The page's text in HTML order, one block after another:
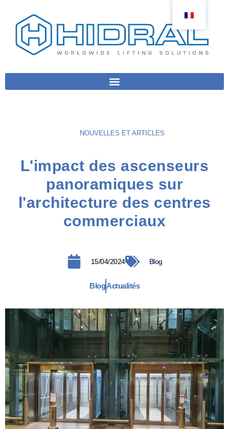
NOUVELLES ET ARTICLES
L'impact des ascenseurs
panoramiques sur
l'architecture des centres
commerciaux
15/04/2024 Blog
BlogActualités